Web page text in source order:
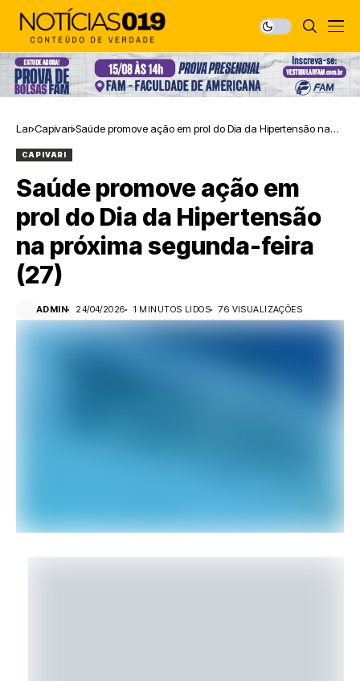
Lar Capivari Saúde promove ação em prol do Dia da Hipertensão na
CAPIVARI
Saúde promove ação em
prol do Dia da Hipertensão
na próxima segunda-feira
(27)
ADMIN 24/04/2026 1 MINUTOS LIDOS 76 VISUALIZAÇÕES